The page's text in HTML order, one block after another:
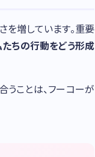
を増しています。重要
ちの行動をどう形成
うことは、フーコーが